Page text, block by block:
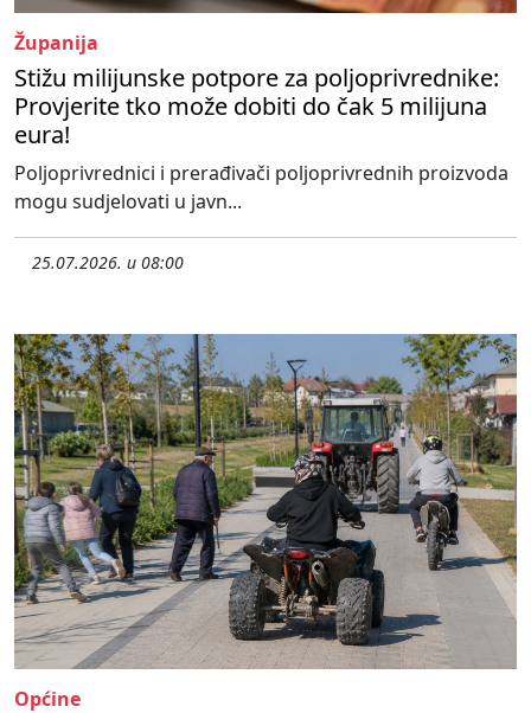
Županija
Stižu milijunske potpore za poljoprivrednike:
Provjerite tko može dobiti do čak 5 milijuna
eura!
Poljoprivrednici i prerađivači poljoprivrednih proizvoda
mogu sudjelovati u javn...
25.07.2026. u 08:00
Općine